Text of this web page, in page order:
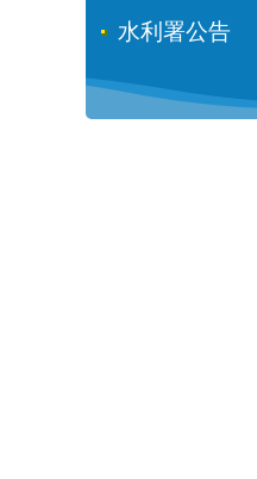
水利署公告